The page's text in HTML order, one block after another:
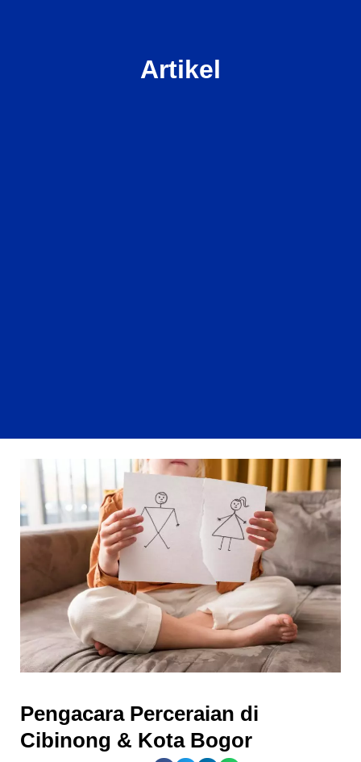
Artikel
Pengacara Perceraian di
Cibinong & Kota Bogor